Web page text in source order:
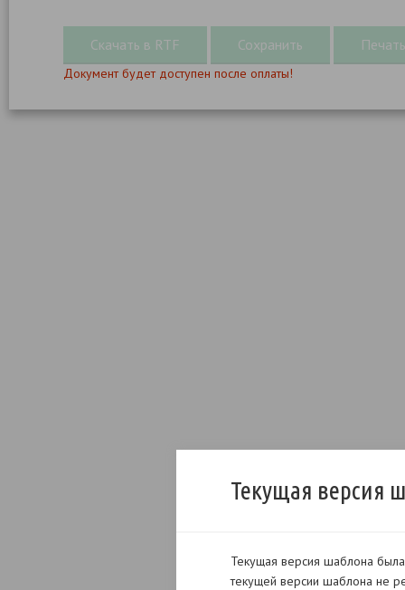
Текущая версия
Текущая версия шаблона
текущей версии шаблона не
Документ будет доступен после оплаты!